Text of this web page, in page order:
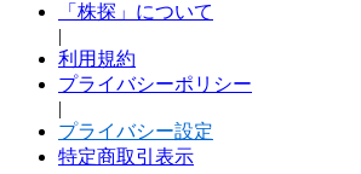
「株探」について
|
利用規約
プライバシーポリシー
|
プライバシー設定
特定商取引表示